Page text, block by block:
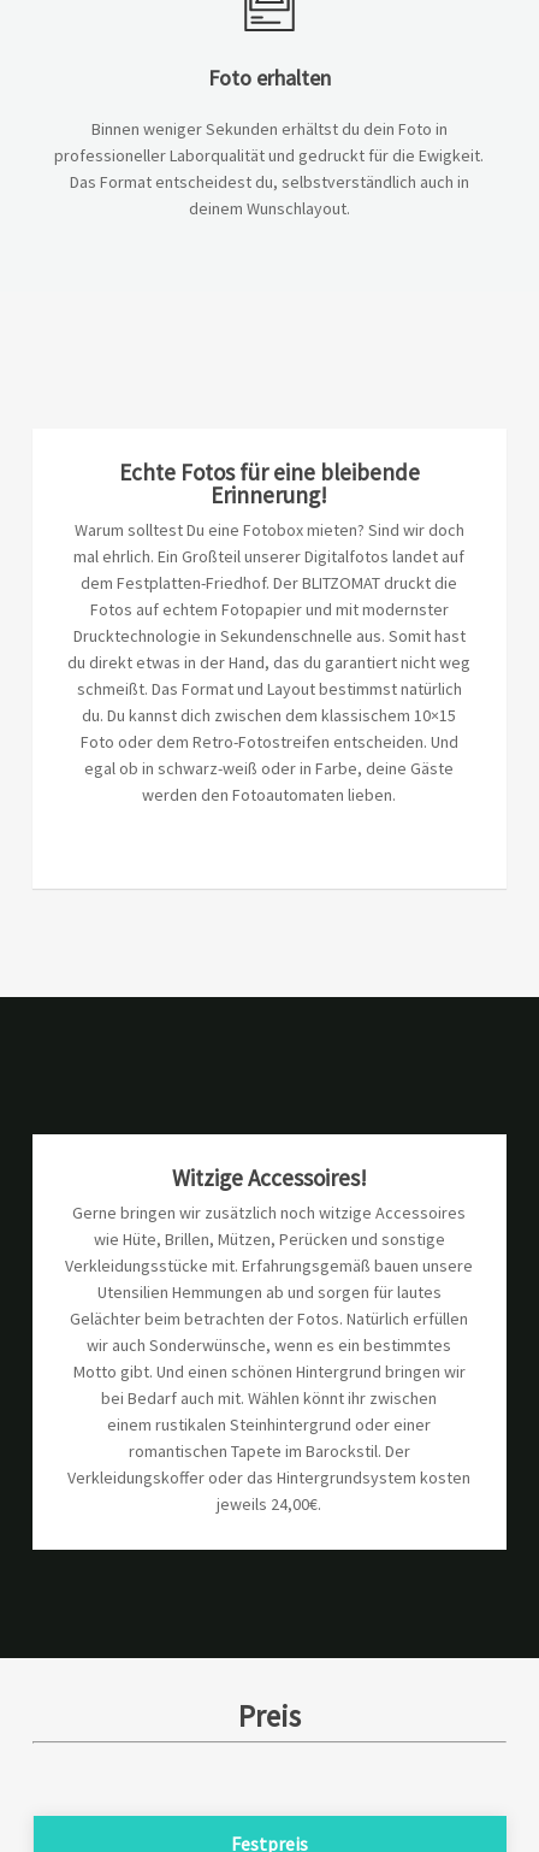
Foto erhalten
Binnen weniger Sekunden erhältst du dein Foto in
professioneller Laborqualität und gedruckt für die Ewigkeit.
Das Format entscheidest du, selbstverständlich auch in
deinem Wunschlayout.
Echte Fotos für eine bleibende
Erinnerung!
Warum solltest Du eine Fotobox mieten? Sind wir doch
mal ehrlich. Ein Großteil unserer Digitalfotos landet auf
dem Festplatten-Friedhof. Der BLITZOMAT druckt die
Fotos auf echtem Fotopapier und mit modernster
Drucktechnologie in Sekundenschnelle aus. Somit hast
du direkt etwas in der Hand, das du garantiert nicht weg
schmeißt. Das Format und Layout bestimmst natürlich
du. Du kannst dich zwischen dem klassischem 10×15
Foto oder dem Retro-Fotostreifen entscheiden. Und
egal ob in schwarz-weiß oder in Farbe, deine Gäste
werden den Fotoautomaten lieben.
Witzige Accessoires!
Gerne bringen wir zusätzlich noch witzige Accessoires
wie Hüte, Brillen, Mützen, Perücken und sonstige
Verkleidungsstücke mit. Erfahrungsgemäß bauen unsere
Utensilien Hemmungen ab und sorgen für lautes
Gelächter beim betrachten der Fotos. Natürlich erfüllen
wir auch Sonderwünsche, wenn es ein bestimmtes
Motto gibt. Und einen schönen Hintergrund bringen wir
bei Bedarf auch mit. Wählen könnt ihr zwischen
einem rustikalen Steinhintergrund oder einer
romantischen Tapete im Barockstil. Der
Verkleidungskoffer oder das Hintergrundsystem kosten
jeweils 24,00€.
Preis
Festpreis